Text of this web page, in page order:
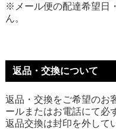
※メール便の配達希望日
ん。
返品・交換について
返品・交換をご希望のお
ールまたはお電話にて必
返品交換は封印を外して